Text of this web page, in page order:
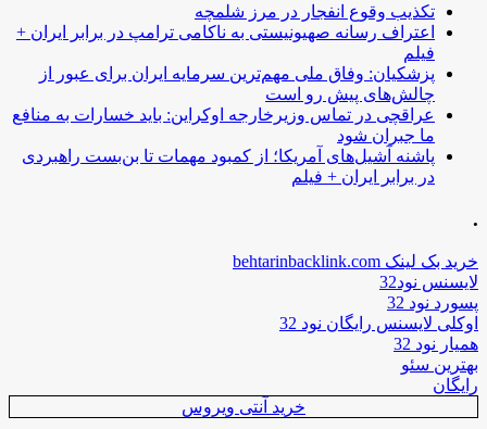
تکذیب وقوع انفجار در مرز شلمچه
اعتراف رسانه صهیونیستی به ناکامی ترامپ در برابر ایران +
فیلم
پزشکیان: وفاق ملی مهم‌ترین سرمایه ایران برای عبور از
چالش‌های پیش رو است
عراقچی در تماس وزیرخارجه اوکراین: باید خسارات به منافع
ما جبران شود
پاشنه آشیل‌های آمریکا؛ از کمبود مهمات تا بن‌بست راهبردی
در برابر ایران + فیلم
.
خرید بک لینک behtarinbacklink.com
لایسنس نود32
پسورد نود 32
اوکلی لایسنس رایگان نود 32
همیار نود 32
بهترین سئو
رایگان
خرید آنتی ویروس